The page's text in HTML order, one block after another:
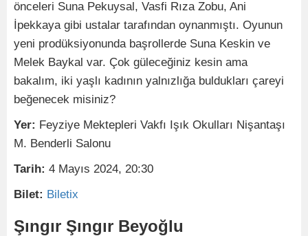
önceleri Suna Pekuysal, Vasfi Rıza Zobu, Ani
İpekkaya gibi ustalar tarafından oynanmıştı. Oyunun
yeni prodüksiyonunda başrollerde Suna Keskin ve
Melek Baykal var. Çok güleceğiniz kesin ama
bakalım, iki yaşlı kadının yalnızlığa buldukları çareyi
beğenecek misiniz?
Yer: Feyziye Mektepleri Vakfı Işık Okulları Nişantaşı
M. Benderli Salonu
Tarih: 4 Mayıs 2024, 20:30
Bilet: Biletix
Şıngır Şıngır Beyoğlu